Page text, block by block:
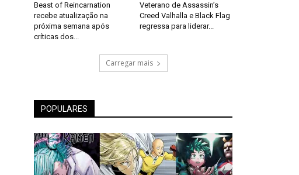
Beast of Reincarnation
recebe atualização na
próxima semana após
críticas dos...
Veterano de Assassin’s
Creed Valhalla e Black Flag
regressa para liderar...
Carregar mais
POPULARES